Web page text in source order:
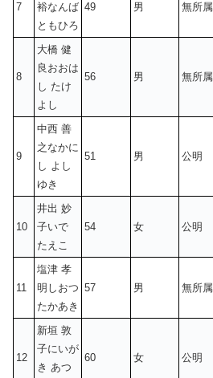
7
裕なんば
ともひろ
49 男 無所属
8
大橋 健
良おおは
し たけ
よし
56 男 無所属
9
中西 善
之なかに
し よし
ゆき
51 男 公明
10
井出 妙
子いで
たえこ
54 女 公明
11
塩津 孝
明しおつ
たかあき
57 男 無所属
12
新垣 敦
子にいが
き あつ
60 女 公明